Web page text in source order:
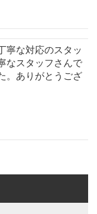
寧な対応のスタッ
なスタッフさんで
。ありがとうござ